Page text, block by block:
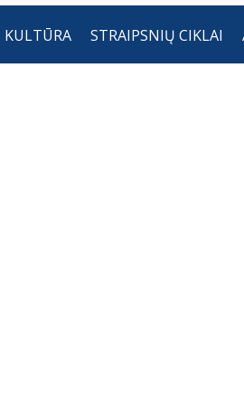
KULTŪRA STRAIPSNIŲ CIKLAI